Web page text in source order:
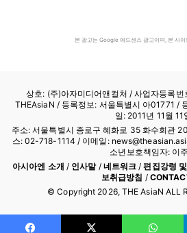
본 광고는 Google 애드센스 광고이며, 본 사이
상호: (주)아자미디어앤컬처 /사업자등록
THEAsiaN / 등록정보: 서울특별시 아01771 /
일: 2011년 11월 11
주소: 서울특별시 종로구 혜화로 35 화수회관
스: 02-718-1114 / 이메일:
소년보호책임자: 이
아시아엔 소개 / 인사말/ 네트워크 /편집강령
보취급방침 /
© Copyright 2026, THE AsiaN ALL